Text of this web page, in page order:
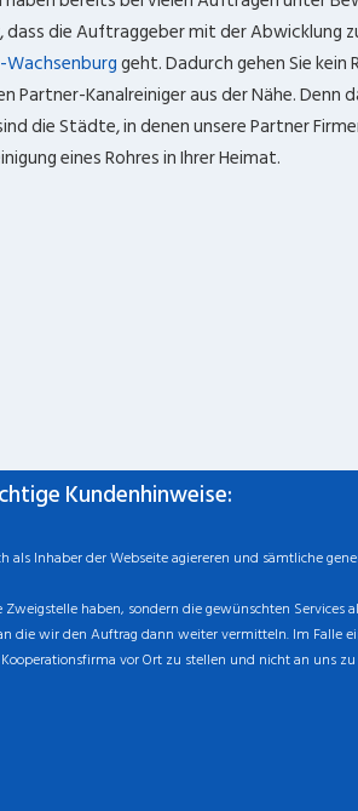
die Auftraggeber mit der Abwicklung
geht. Dadurch gehen Sie
Kanalreiniger aus der Nähe. Denn
die Städte, in denen unsere Partner
eines Rohres in Ihrer Heimat.
Kundenhinweise:
als Inhaber der Webseite agiereren und sämtliche
haben, sondern die gewünschten
die wir den Auftrag dann weiter vermitteln. Im Falle
vor Ort zu stellen und nicht an uns